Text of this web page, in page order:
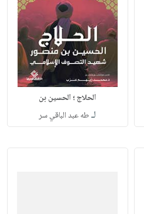
الحلاج ؛ الحسين بن
لـطه عبد الباقي سر